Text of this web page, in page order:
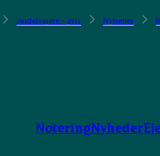
Andelsejere - gris Nyheder
NoteringNyheder